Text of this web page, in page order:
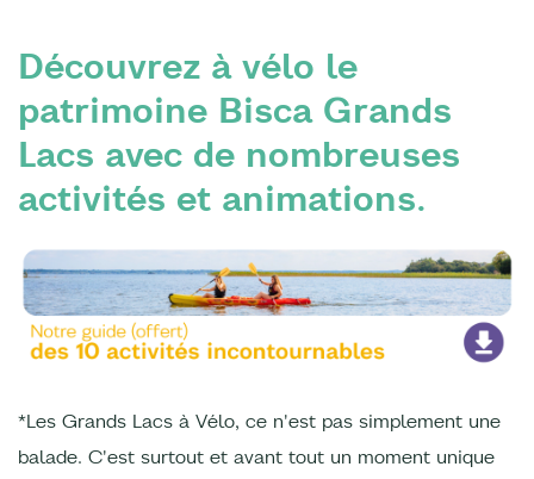
Découvrez à vélo le
patrimoine Bisca Grands
Lacs avec de nombreuses
activités et animations.
*Les Grands Lacs à Vélo, ce n'est pas simplement une
balade. C'est surtout et avant tout un moment unique